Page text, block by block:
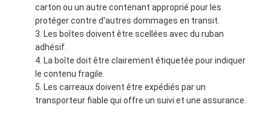
carton ou un autre contenant approprié pour les
protéger contre d'autres dommages en transit.
Les boîtes doivent être scellées avec du ruban
adhésif.
La boîte doit être clairement étiquetée pour indiquer
le contenu fragile.
Les carreaux doivent être expédiés par un
transporteur fiable qui offre un suivi et une assurance.